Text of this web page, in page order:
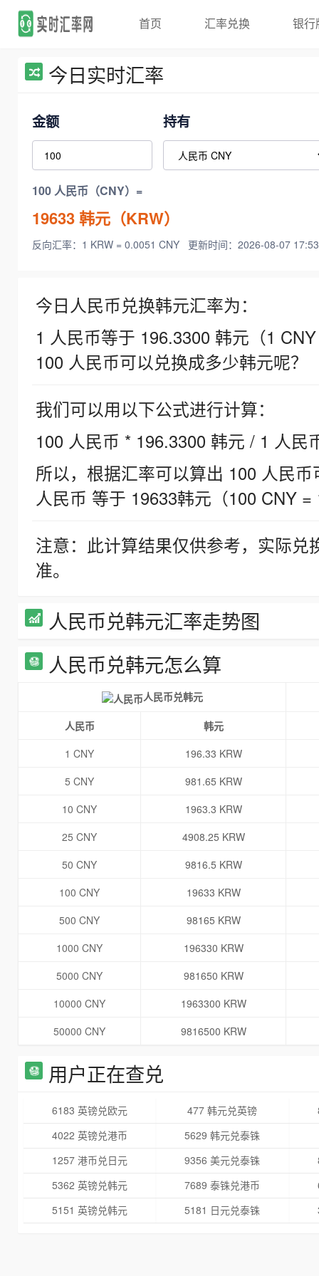
首页 汇率兑换 银行
今日实时汇率
金额 持有
100 人民币（CNY）=
19633韩元（KRW）
反向汇率：1 KRW = 0.0051 CNY 更新时间：2026-08-07
今日人民币兑换韩元汇率为：
1 人民币等于 196.3300 韩元（1
100 人民币可以兑换成多少韩元呢？
我们可以用以下公式进行计算：
100 人民币 * 196.3300 韩元 / 1 人民
所以，根据汇率可以算出 100 人民
人民币 等于 19633韩元（100 CNY =
注意：此计算结果仅供参考，实际
准。
人民币兑韩元汇率走势图
人民币兑韩元怎么算
人民币兑韩元
人民币
韩元
1 CNY
196.33 KRW
5 CNY
981.65 KRW
10 CNY
1963.3 KRW
25 CNY
4908.25 KRW
50 CNY
9816.5 KRW
100 CNY
19633 KRW
500 CNY
98165 KRW
1000 CNY
196330 KRW
5000 CNY
981650 KRW
10000 CNY
1963300 KRW
50000 CNY
9816500 KRW
用户正在查兑
6183 英镑兑欧元 477 韩元兑英镑
4022 英镑兑港币
5629 韩元兑泰铢
1257 港币兑日元
9356 美元兑泰铢
5362 英镑兑韩元
7689 泰铢兑港币
5151 英镑兑韩元
5181 日元兑泰铢